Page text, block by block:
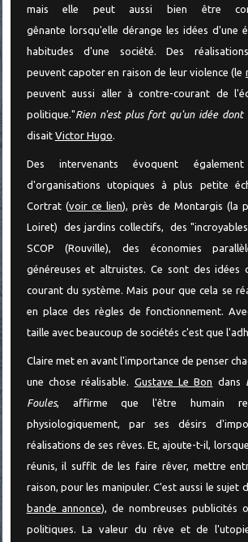
mais elle peut aussi bien être
gênante lorsqu'elle dérange les idées d'une
habitudes d'une société. Des
peuvent capoter en raison de leur violence (le
peuvent aussi aller à contre-courant de
politique."Rien n'est plus fort qu'un idée dont
disait Victor Hugo.
Des intervenants évoquent
d'organisations utopiques à plus petite
Cortrat (voir ce lien), près de Montargis (la
Loiret) des jardins collectifs, des
SCOP (Rouville), des économies
généreuses et altruistes. Ce sont des
courant du système. Mais pour que cela se
en place des règles de fonctionnement.
taille avec beaucoup de sociétés c'est que
Claire met en avant l'importance de penser
une chose réalisable. Gustave Le Bon dans
Foules, affirme que l'être humain
physiologiquement, par ses désirs
réalisations de ses rêves. Et, ajoute-t-il,
réunis, il suffit de les faire rêver, mettre
raison, pour les manipuler. C'est aussi le sujet
bande annonce), de nombreuses publicités
politiques. La valeur du rêve et de